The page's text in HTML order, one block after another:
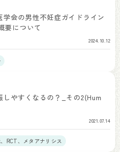
会の男性不妊症ガイドライン
要について
2024.10.12
やすくなるの？_その2(Hum
2021.07.14
RCT、メタアナリシス